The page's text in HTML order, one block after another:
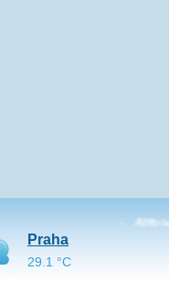
Praha
29.1 °C